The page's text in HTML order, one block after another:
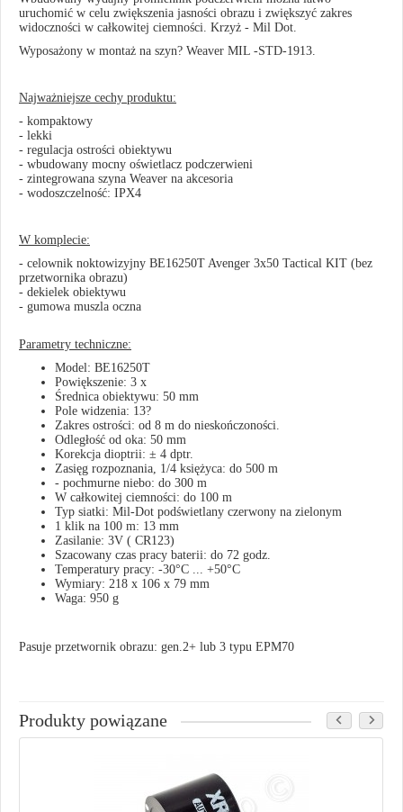
uruchomić w celu zwiększenia jasności obrazu i zwiększyć zakres
widoczności w całkowitej ciemności. Krzyż - Mil Dot.
Wyposażony w montaż na szyn? Weaver MIL -STD-1913.
Najważniejsze cechy produktu:
- kompaktowy
- lekki
- regulacja ostrości obiektywu
- wbudowany mocny oświetlacz podczerwieni
- zintegrowana szyna Weaver na akcesoria
- wodoszczelność: IPX4
W komplecie:
- celownik noktowizyjny BE16250T Avenger 3x50 Tactical KIT (bez
przetwornika obrazu)
- dekielek obiektywu
- gumowa muszla oczna
Parametry techniczne:
Model: BE16250T
Powiększenie: 3 x
Średnica obiektywu: 50 mm
Pole widzenia: 13?
Zakres ostrości: od 8 m do nieskończoności.
Odległość od oka: 50 mm
Korekcja dioptrii: ± 4 dptr.
Zasięg rozpoznania, 1/4 księżyca: do 500 m
- pochmurne niebo: do 300 m
W całkowitej ciemności: do 100 m
Typ siatki: Mil-Dot podświetlany czerwony na zielonym
1 klik na 100 m: 13 mm
Zasilanie: 3V ( CR123)
Szacowany czas pracy baterii: do 72 godz.
Temperatury pracy: -30°C ... +50°C
Wymiary: 218 х 106 х 79 mm
Waga: 950 g
Pasuje przetwornik obrazu: gen.2+ lub 3 typu EPM70
Produkty powiązane